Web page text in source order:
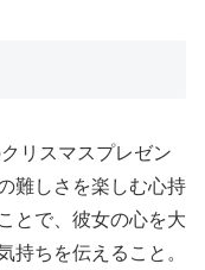
リスマスプレゼン
難しさを楽しむ心持
とで、彼女の心を大
持ちを伝えること。